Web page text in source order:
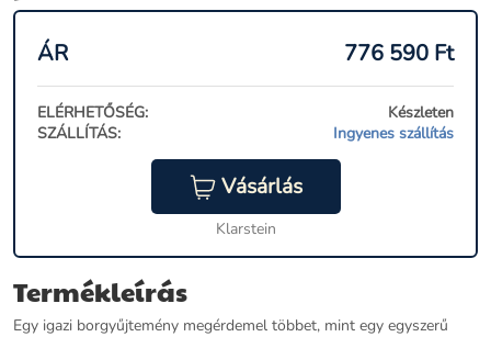
ÁR 776 590 Ft
ELÉRHETŐSÉG:
Készleten
SZÁLLÍTÁS:
Ingyenes szállítás
Vásárlás
Klarstein
Termékleírás
Egy igazi borgyűjtemény megérdemel többet, mint egy egyszerű